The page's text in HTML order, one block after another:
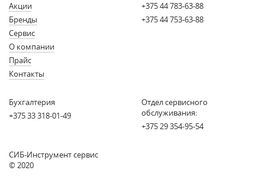
Акции
Бренды
Сервис
О компании
Прайс
Контакты
+375 44 783-63-88
+375 44 753-63-88
Бухгалтерия
+375 33 318-01-49
Отдел сервисного
обслуживания:
+375 29 354-95-54
СИБ-Инструмент сервис
© 2020